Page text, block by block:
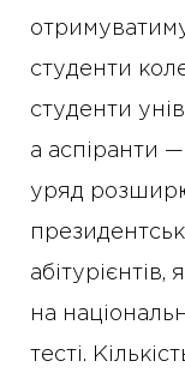
студенти
студенти
а аспіранти
уряд
абітурієнтів,
на
тесті.